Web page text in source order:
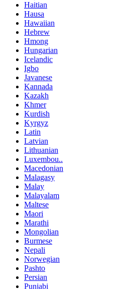
Haitian
Hausa
Hawaiian
Hebrew
Hmong
Hungarian
Icelandic
Igbo
Javanese
Kannada
Kazakh
Khmer
Kurdish
Kyrgyz
Latin
Latvian
Lithuanian
Luxembou..
Macedonian
Malagasy
Malay
Malayalam
Maltese
Maori
Marathi
Mongolian
Burmese
Nepali
Norwegian
Pashto
Persian
Punjabi